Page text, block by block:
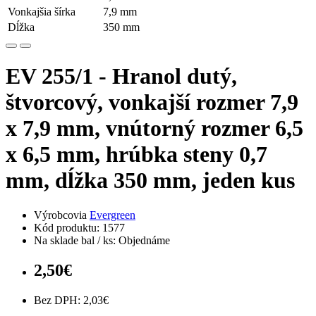
Vonkajšia šírka
7,9 mm
Dĺžka
350 mm
EV 255/1 - Hranol dutý,
štvorcový, vonkajší rozmer 7,9
x 7,9 mm, vnútorný rozmer 6,5
x 6,5 mm, hrúbka steny 0,7
mm, dĺžka 350 mm, jeden kus
Výrobcovia Evergreen
Kód produktu: 1577
Na sklade bal / ks: Objednáme
2,50€
Bez DPH: 2,03€